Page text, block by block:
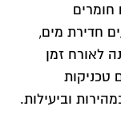
חומרים
חדירת מים,
לאורח זמן
טכניקות
וביעילות.